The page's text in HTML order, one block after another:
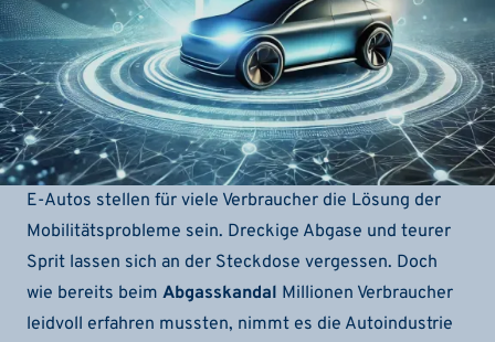
E-Autos stellen für viele Verbraucher die Lösung der
Mobilitätsprobleme sein. Dreckige Abgase und teurer
Sprit lassen sich an der Steckdose vergessen. Doch
wie bereits beimAbgasskandal Millionen Verbraucher
leidvoll erfahren mussten, nimmt es die Autoindustrie